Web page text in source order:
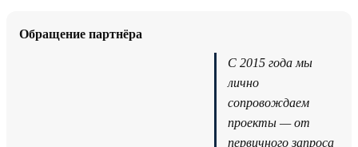
Обращение партнёра
С 2015 года мы
лично
сопровождаем
проекты — от
первичного запроса